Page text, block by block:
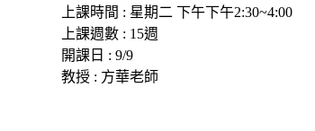
上課時間 : 星期二 下午下午2:30~4:00
上課週數 : 15週
開課日 : 9/9
教授 : 方華老師